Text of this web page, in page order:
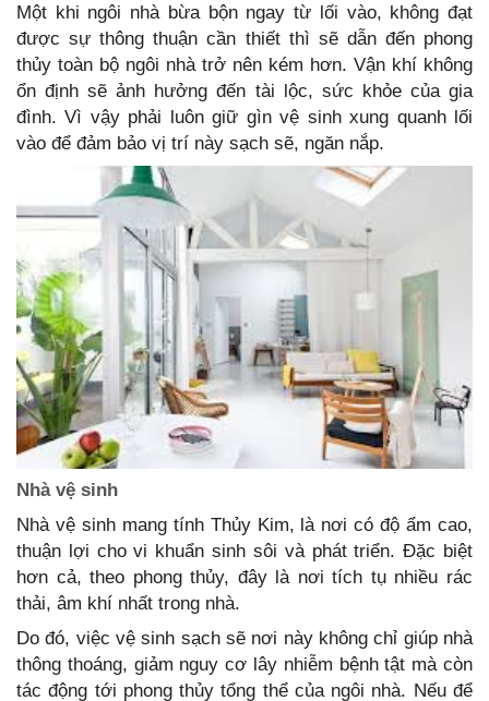
Một khi ngôi nhà bừa bộn ngay từ lối vào, không đạt
được sự thông thuận cần thiết thì sẽ dẫn đến phong
thủy toàn bộ ngôi nhà trở nên kém hơn. Vận khí không
ổn định sẽ ảnh hưởng đến tài lộc, sức khỏe của gia
đình. Vì vậy phải luôn giữ gìn vệ sinh xung quanh lối
vào để đảm bảo vị trí này sạch sẽ, ngăn nắp.
Nhà vệ sinh
Nhà vệ sinh mang tính Thủy Kim, là nơi có độ ẩm cao,
thuận lợi cho vi khuẩn sinh sôi và phát triển. Đặc biệt
hơn cả, theo phong thủy, đây là nơi tích tụ nhiều rác
thải, âm khí nhất trong nhà.
Do đó, việc vệ sinh sạch sẽ nơi này không chỉ giúp nhà
thông thoáng, giảm nguy cơ lây nhiễm bệnh tật mà còn
tác động tới phong thủy tổng thể của ngôi nhà. Nếu để